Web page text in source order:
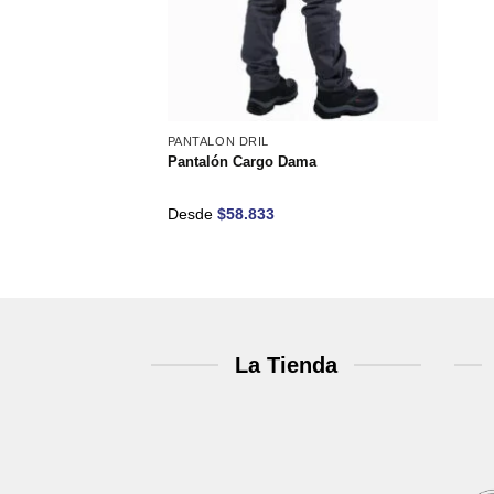
PANTALON DRIL
Pantalón Cargo Dama
Desde $58.833
La Tienda